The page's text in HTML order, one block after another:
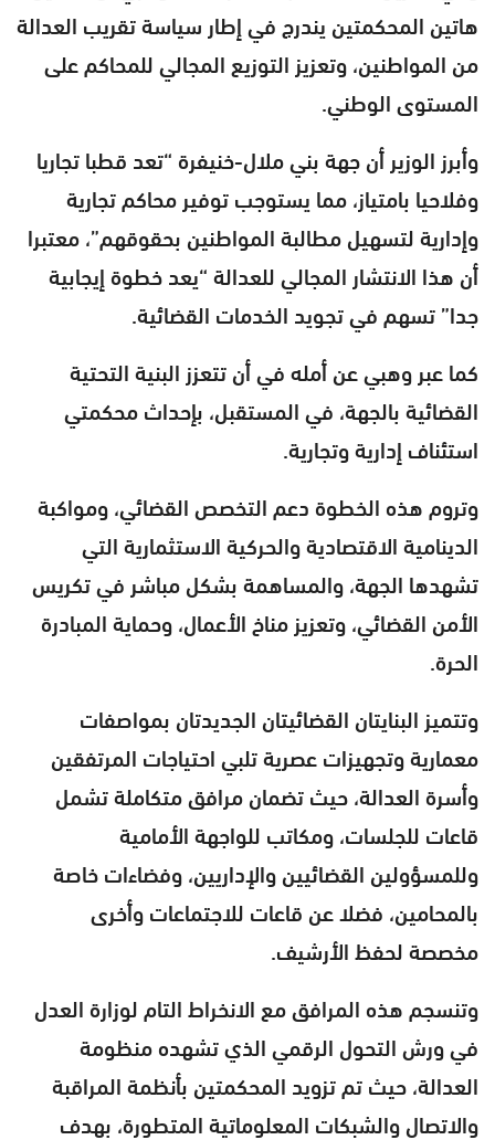
هاتين المحكمتين يندرج في إطار سياسة تقريب العدالة
من المواطنين، وتعزيز التوزيع المجالي للمحاكم على
المستوى الوطني.
وأبرز الوزير أن جهة بني ملال-خنيفرة “تعد قطبا تجاريا
وفلاحيا بامتياز، مما يستوجب توفير محاكم تجارية
وإدارية لتسهيل مطالبة المواطنين بحقوقهم”، معتبرا
أن هذا الانتشار المجالي للعدالة “يعد خطوة إيجابية
جدا” تسهم في تجويد الخدمات القضائية.
كما عبر وهبي عن أمله في أن تتعزز البنية التحتية
القضائية بالجهة، في المستقبل، بإحداث محكمتي
استئناف إدارية وتجارية.
وتروم هذه الخطوة دعم التخصص القضائي، ومواكبة
الدينامية الاقتصادية والحركية الاستثمارية التي
تشهدها الجهة، والمساهمة بشكل مباشر في تكريس
الأمن القضائي، وتعزيز مناخ الأعمال، وحماية المبادرة
الحرة.
وتتميز البنايتان القضائيتان الجديدتان بمواصفات
معمارية وتجهيزات عصرية تلبي احتياجات المرتفقين
وأسرة العدالة، حيث تضمان مرافق متكاملة تشمل
قاعات للجلسات، ومكاتب للواجهة الأمامية
وللمسؤولين القضائيين والإداريين، وفضاءات خاصة
بالمحامين، فضلا عن قاعات للاجتماعات وأخرى
مخصصة لحفظ الأرشيف.
وتنسجم هذه المرافق مع الانخراط التام لوزارة العدل
في ورش التحول الرقمي الذي تشهده منظومة
العدالة، حيث تم تزويد المحكمتين بأنظمة المراقبة
والاتصال والشبكات المعلوماتية المتطورة، بهدف